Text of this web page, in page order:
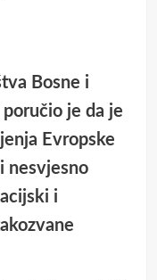
Bosne i
je da je
Evropske
nesvjesno
i